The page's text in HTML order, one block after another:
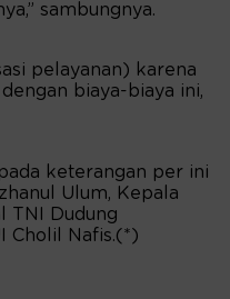
sambungnya.
pelayanan) karena
biaya-biaya ini,
keterangan per ini
Ulum, Kepala
TNI Dudung
Cholil Nafis.(*)